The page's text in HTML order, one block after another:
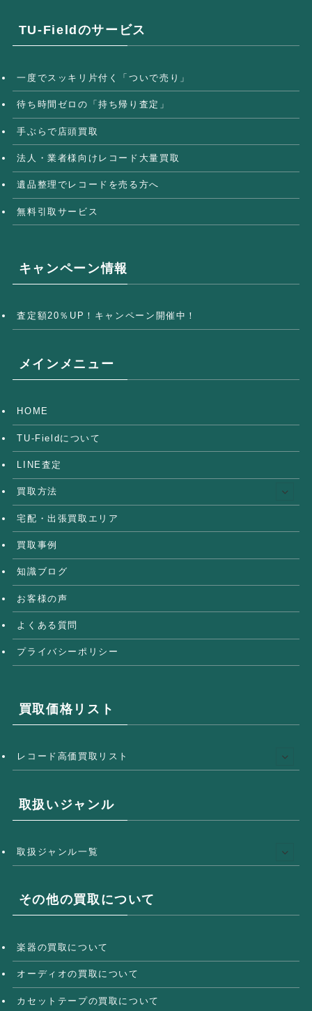
TU-Fieldのサービス
一度でスッキリ片付く「ついで売り」
待ち時間ゼロの「持ち帰り査定」
手ぶらで店頭買取
法人・業者様向けレコード大量買取
遺品整理でレコードを売る方へ
無料引取サービス
キャンペーン情報
査定額20％UP！キャンペーン開催中！
メインメニュー
HOME
TU-Fieldについて
LINE査定
買取方法
宅配・出張買取エリア
買取事例
知識ブログ
お客様の声
よくある質問
プライバシーポリシー
買取価格リスト
レコード高価買取リスト
取扱いジャンル
取扱ジャンル一覧
その他の買取について
楽器の買取について
オーディオの買取について
カセットテープの買取について